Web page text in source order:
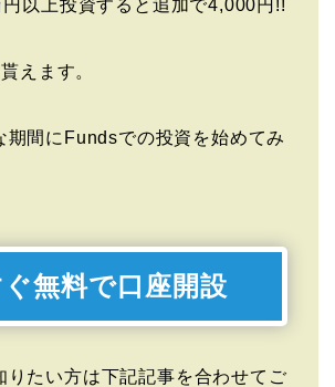
以上投資すると追加で4,000円!!
えます。
期間にFundsでの投資を始めてみ
無料で口座開設
りたい方は下記記事を合わせてご